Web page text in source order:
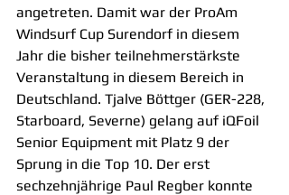
angetreten. Damit war der ProAm
Windsurf Cup Surendorf in diesem
Jahr die bisher teilnehmerstärkste
Veranstaltung in diesem Bereich in
Deutschland. Tjalve Böttger (GER-228,
Starboard, Severne) gelang auf iQFoil
Senior Equipment mit Platz 9 der
Sprung in die Top 10. Der erst
sechzehnjährige Paul Regber konnte